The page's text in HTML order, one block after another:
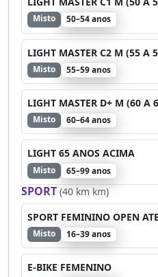
Misto 50–54 anos
LIGHT MASTER C2 M (55 A
Misto 55–59 anos
LIGHT MASTER D+ M (60 A
Misto 60–64 anos
LIGHT 65 ANOS ACIMA
Misto 65–99 anos
SPORT (40 km km)
SPORT FEMININO OPEN
Misto 16–39 anos
E-BIKE FEMENINO